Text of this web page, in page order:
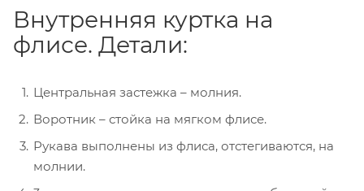
Внутренняя куртка на
флисе. Детали:
Центральная застежка – молния.
Воротник – стойка на мягком флисе.
Рукава выполнены из флиса, отстегиваются, на
молнии.